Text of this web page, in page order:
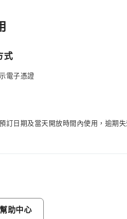
式
電子憑證
訂日期及當天開放時間內使用，逾期
助中心